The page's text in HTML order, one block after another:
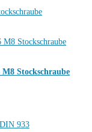
Stockschraube